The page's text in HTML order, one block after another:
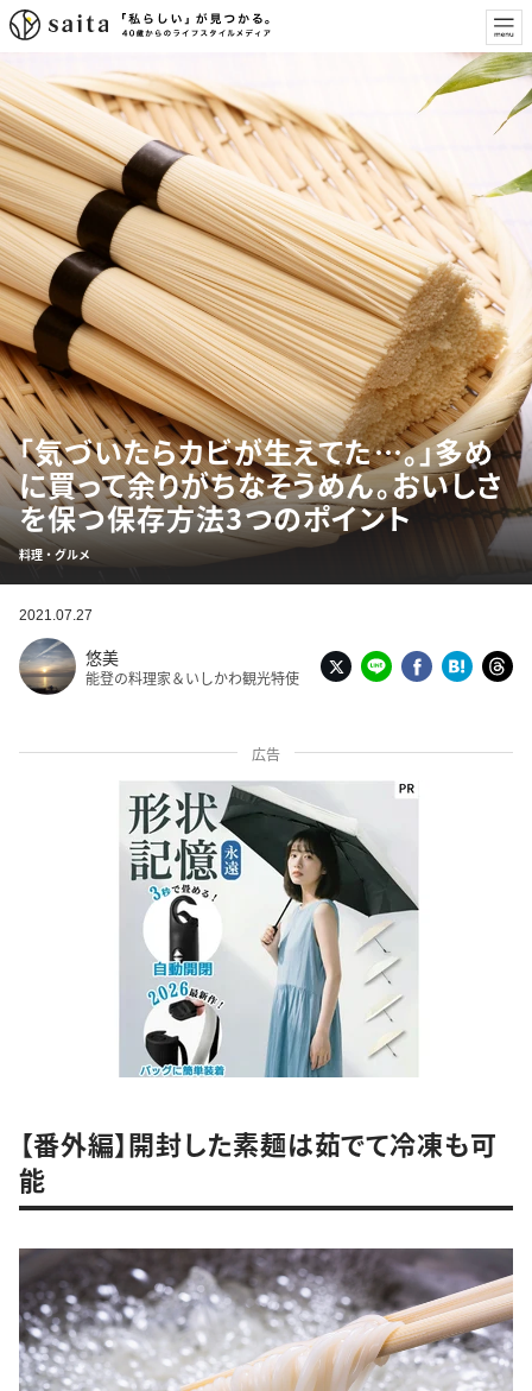
「気づいたらカビが生えてた…。」多め
に買って余りがちなそうめん。おいしさ
を保つ保存方法3つのポイント
料理・グルメ
2021.07.27
悠美
能登の料理家＆いしかわ観光特使
広告
【番外編】開封した素麺は茹でて冷凍も可
能